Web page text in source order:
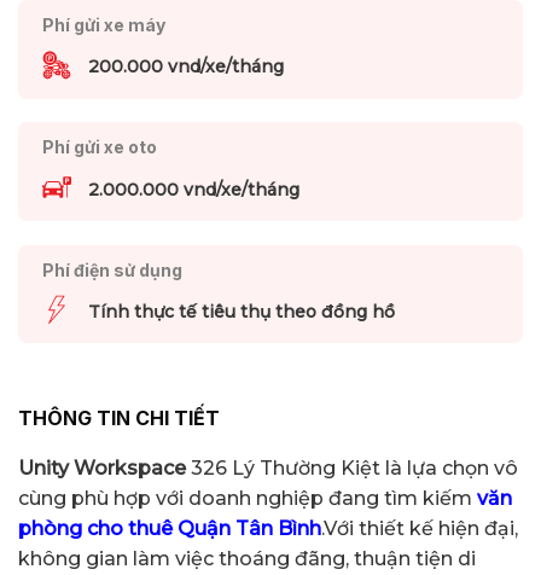
Phí gửi xe máy
200.000 vnd/xe/tháng
Phí gửi xe oto
2.000.000 vnd/xe/tháng
Phí điện sử dụng
Tính thực tế tiêu thụ theo đồng hồ
THÔNG TIN CHI TIẾT
Unity Workspace326 Lý Thường Kiệt là lựa chọn vô
cùng phù hợp với doanh nghiệp đang tìm kiếm văn
phòng cho thuê Quận Tân Bình.Với thiết kế hiện đại,
không gian làm việc thoáng đãng, thuận tiện di